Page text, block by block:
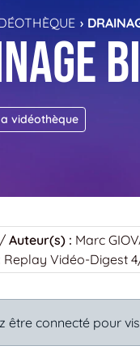
vidéothèque
/ Auteur(s) : Marc
Replay Vidéo-Digest
être connecté pour